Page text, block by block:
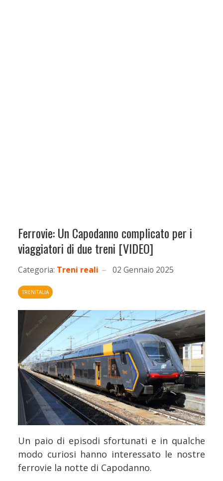
Ferrovie: Un Capodanno complicato per i
viaggiatori di due treni [VIDEO]
Categoria: Treni reali 02 Gennaio 2025
TRENITALIA
Un paio di episodi sfortunati e in qualche
modo curiosi hanno interessato le nostre
ferrovie la notte di Capodanno.